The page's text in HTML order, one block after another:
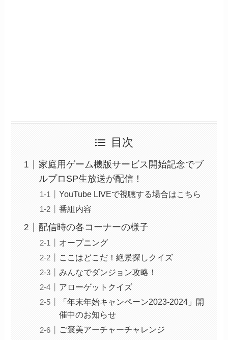
目次
家庭用ゲーム機版サービス開始記念でブ
ルプロSP生放送が配信！
YouTube LIVEで視聴する場合はこちら
番組内容
配信時の各コーナーの様子
オープニング
ここはどこだ！絶景探しクイズ
みんなでダンジョン攻略！
アローゲットクイズ
「年末年始キャンペーン2023-2024」開
催中のお知らせ
ご褒美アーチャーチャレンジ